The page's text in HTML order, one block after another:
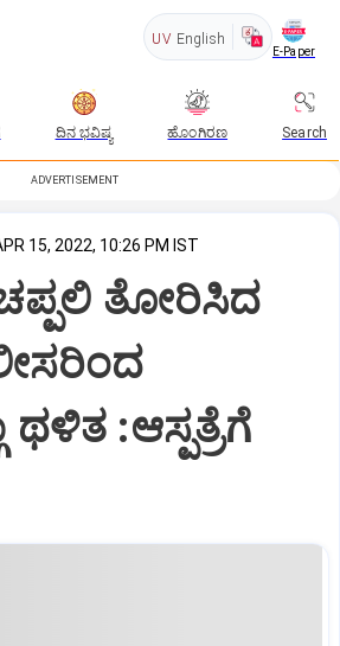
UV English
E-Paper
ದಿನ ಭವಿಷ್ಯ ಹೊಂಗಿರಣ Search
ADVERTISEMENT
15, 2022, 10:26 PM IST
ತೋರಿಸಿದ
ಥಳಿತ :ಆಸ್ಪತ್ರೆಗೆ